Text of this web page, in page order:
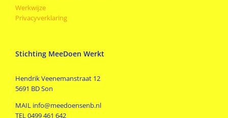
Werkwijze
Privacyverklaring
Stichting MeeDoen Werkt
Hendrik Veenemanstraat 12
5691 BD Son
MAIL info@meedoensenb.nl
TEL 0499 461 642